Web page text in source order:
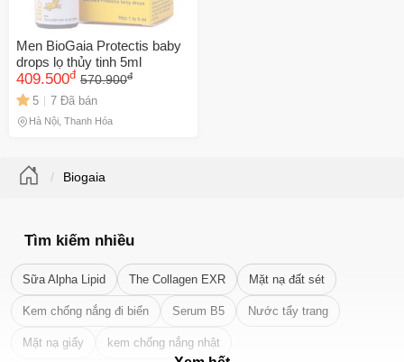
Men BioGaia Protectis baby
drops lọ thủy tinh 5ml
409.500đ 570.900đ
5 7 Đã bán
Hà Nội, Thanh Hóa
Biogaia
Tìm kiếm nhiều
Sữa Alpha Lipid The Collagen EXR Mặt nạ đất sét
Kem chống nắng đi biển Serum B5 Nước tẩy trang
Mặt nạ giấy kem chống nắng nhật